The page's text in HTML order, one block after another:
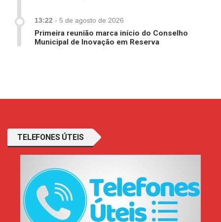
13:22 - 5 de agosto de 2026
Primeira reunião marca início do Conselho
Municipal de Inovação em Reserva
TELEFONES ÚTEIS